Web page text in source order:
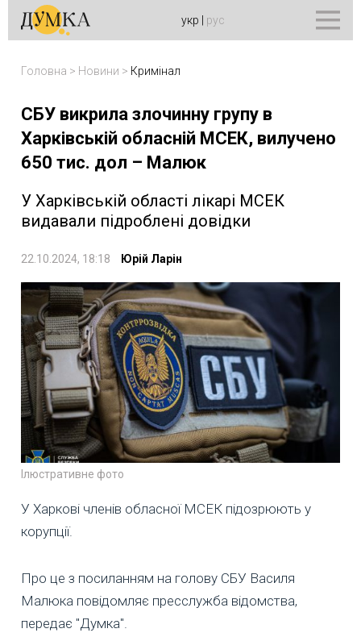
укр рус
Головна > Новини > Кримінал
СБУ викрила злочинну групу в
Харківській обласній МСЕК, вилучено
650 тис. дол – Малюк
У Харківській області лікарі МСЕК
видавали підроблені довідки
22.10.2024, 18:18 Юрій Ларін
Ілюстративне фото
У Харкові членів обласної МСЕК підозрюють у
корупції.
Про це з посиланням на голову СБУ Василя
Малюка повідомляє пресслужба відомства,
передає "Думка".